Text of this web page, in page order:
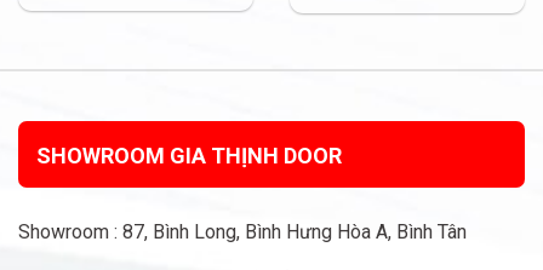
SHOWROOM GIA THỊNH DOOR
Showroom : 87, Bình Long, Bình Hưng Hòa A, Bình Tân